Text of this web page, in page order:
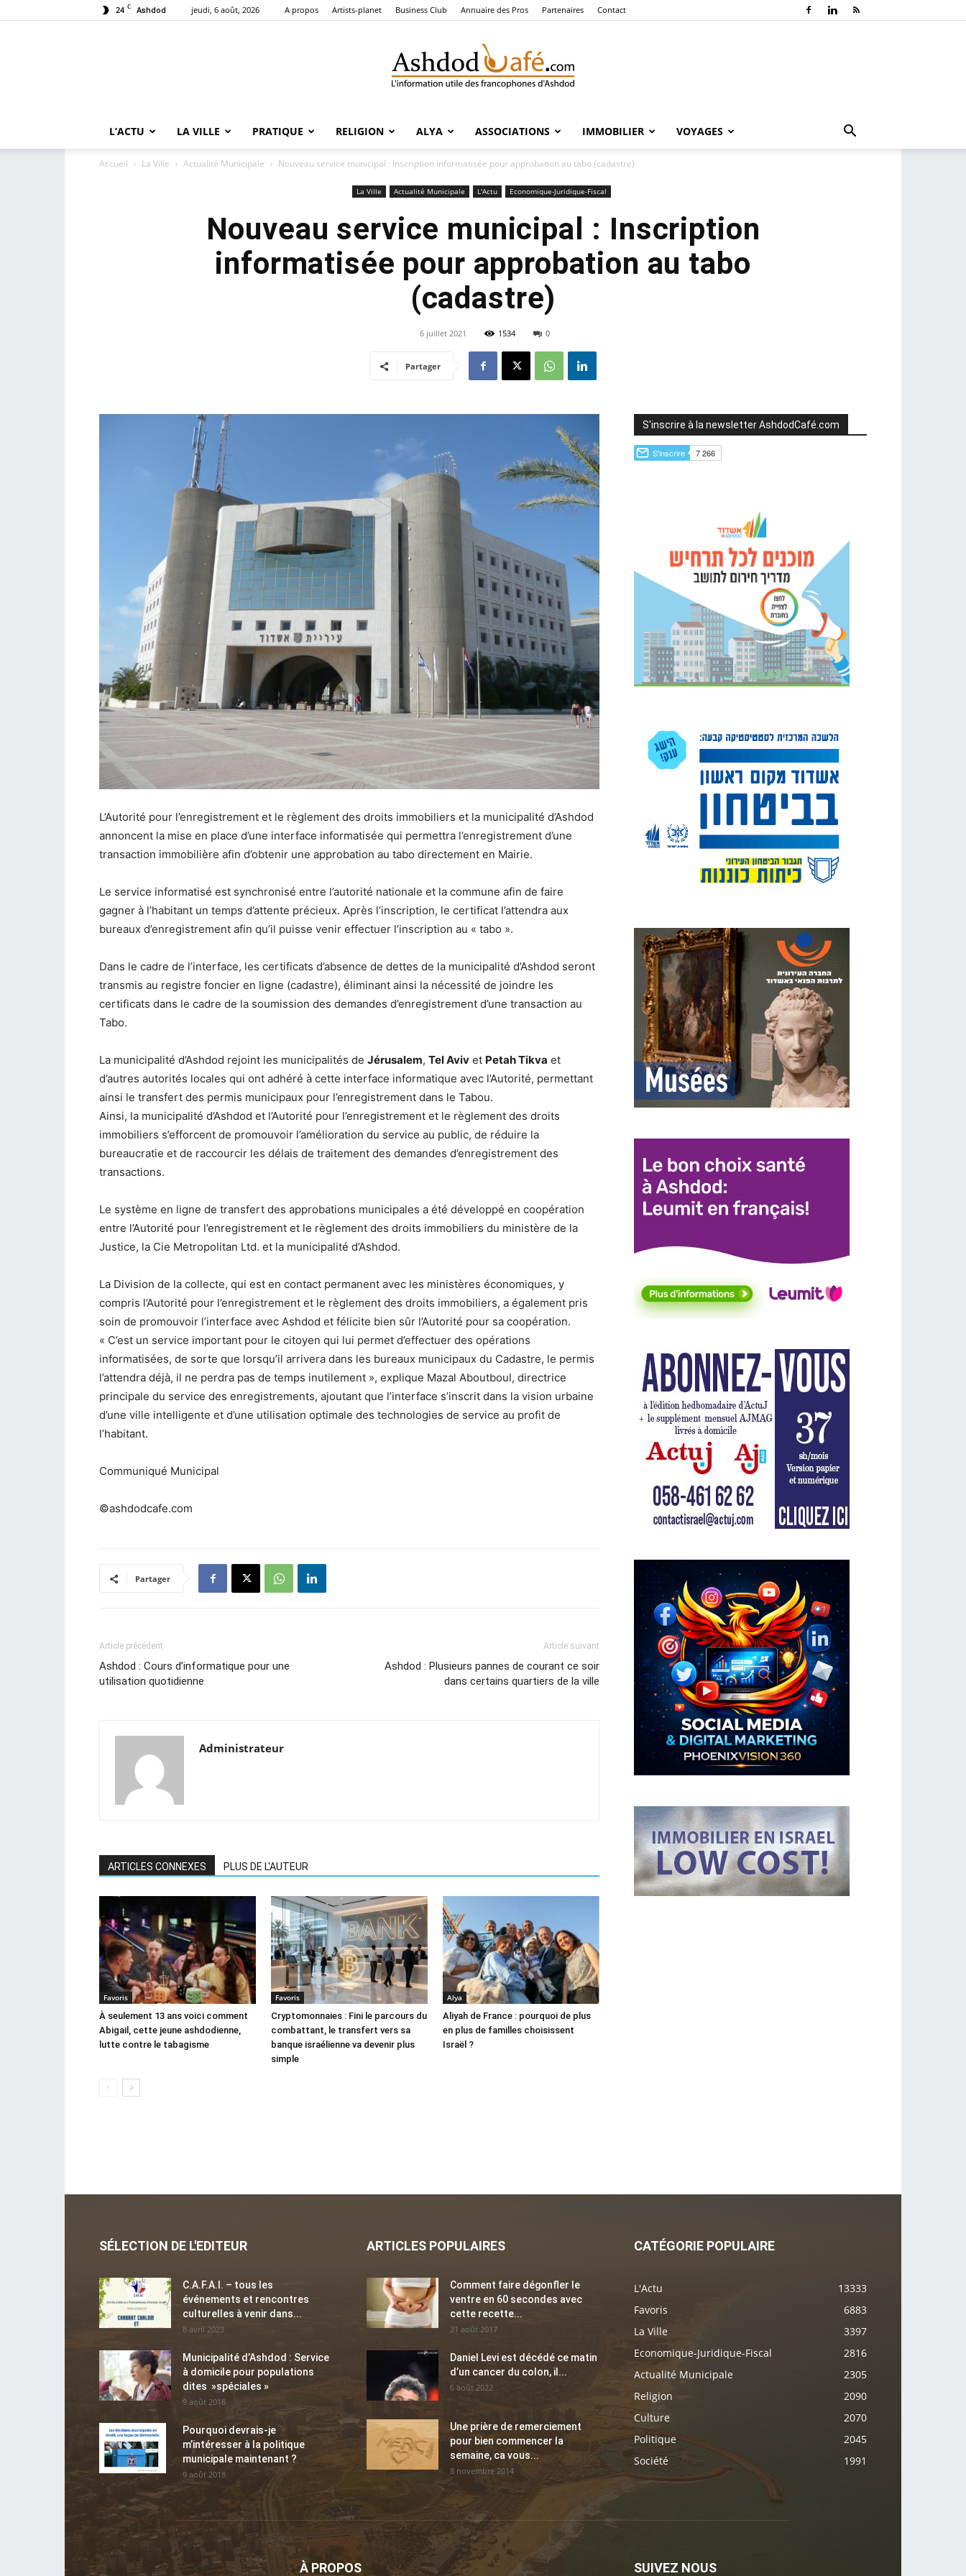
24 C Ashdod jeudi, 6 août, 2026 A propos Artists-planet Business Club Annuaire des Pros Partenaires Contact
Café
L’ACTU LA VILLE PRATIQUE RELIGION ALYA ASSOCIATIONS IMMOBILIER VOYAGES
Accueil La Ville Actualité Municipale Nouveau service municipal : Inscription informatisée pour approbation au tabo (cadastre)
La Ville Actualité Municipale L'Actu Economique-Juridique-Fiscal
Nouveau service municipal : Inscription
informatisée pour approbation au tabo
(cadastre)
6 juillet 2021 1534 0
Partager
L’Autorité pour l’enregistrement et le règlement des droits immobiliers et la municipalité d’Ashdod
annoncent la mise en place d’une interface informatisée qui permettra l’enregistrement d’une
transaction immobilière afin d’obtenir une approbation au tabo directement en Mairie.
Le service informatisé est synchronisé entre l’autorité nationale et la commune afin de faire
gagner à l’habitant un temps d’attente précieux. Après l’inscription, le certificat l’attendra aux
bureaux d’enregistrement afin qu’il puisse venir effectuer l’inscription au « tabo ».
Dans le cadre de l’interface, les certificats d’absence de dettes de la municipalité d’Ashdod seront
transmis au registre foncier en ligne (cadastre), éliminant ainsi la nécessité de joindre les
certificats dans le cadre de la soumission des demandes d’enregistrement d’une transaction au
Tabo.
La municipalité d’Ashdod rejoint les municipalités de Jérusalem, Tel Aviv et Petah Tikva et
d’autres autorités locales qui ont adhéré à cette interface informatique avec l’Autorité, permettant
ainsi le transfert des permis municipaux pour l’enregistrement dans le Tabou.
Ainsi, la municipalité d’Ashdod et l’Autorité pour l’enregistrement et le règlement des droits
immobiliers s’efforcent de promouvoir l’amélioration du service au public, de réduire la
bureaucratie et de raccourcir les délais de traitement des demandes d’enregistrement des
transactions.
Le système en ligne de transfert des approbations municipales a été développé en coopération
entre l’Autorité pour l’enregistrement et le règlement des droits immobiliers du ministère de la
Justice, la Cie Metropolitan Ltd. et la municipalité d’Ashdod.
La Division de la collecte, qui est en contact permanent avec les ministères économiques, y
compris l’Autorité pour l’enregistrement et le règlement des droits immobiliers, a également pris
soin de promouvoir l’interface avec Ashdod et félicite bien sûr l’Autorité pour sa coopération.
« C’est un service important pour le citoyen qui lui permet d’effectuer des opérations
informatisées, de sorte que lorsqu’il arrivera dans les bureaux municipaux du Cadastre, le permis
l’attendra déjà, il ne perdra pas de temps inutilement », explique Mazal Aboutboul, directrice
principale du service des enregistrements, ajoutant que l’interface s’inscrit dans la vision urbaine
d’une ville intelligente et d’une utilisation optimale des technologies de service au profit de
l’habitant.
Communiqué Municipal
©ashdodcafe.com
Partager
Article précédent
Ashdod : Cours d’informatique pour une
utilisation quotidienne
Article suivant
Ashdod : Plusieurs pannes de courant ce soir
dans certains quartiers de la ville
Administrateur
ARTICLES CONNEXES PLUS DE L'AUTEUR
Favoris
À seulement 13 ans voici comment
Abigail, cette jeune ashdodienne,
lutte contre le tabagisme
Favoris
Cryptomonnaies : Fini le parcours du
combattant, le transfert vers sa
banque israélienne va devenir plus
simple
Alya
Aliyah de France : pourquoi de plus
en plus de familles choisissent
Israël ?
S'inscrire à la newsletter AshdodCafé.com
SÉLECTION DE L'EDITEUR
C.A.F.A.I. – tous les
événements et rencontres
culturelles à venir dans...
8 avril 2023
Municipalité d’Ashdod : Service
à domicile pour populations
dites »spéciales »
9 août 2018
Pourquoi devrais-je
m’intéresser à la politique
municipale maintenant ?
9 août 2018
ARTICLES POPULAIRES
Comment faire dégonfler le
ventre en 60 secondes avec
cette recette...
21 août 2017
Daniel Levi est décédé ce matin
d’un cancer du colon, il...
6 août 2022
Une prière de remerciement
pour bien commencer la
semaine, ca vous...
8 novembre 2014
CATÉGORIE POPULAIRE
L'Actu
13333
Favoris
6883
La Ville
3397
Economique-Juridique-Fiscal
2816
Actualité Municipale
2305
Religion
2090
Culture
2070
Politique
2045
Société
1991
À PROPOS SUIVEZ NOUS